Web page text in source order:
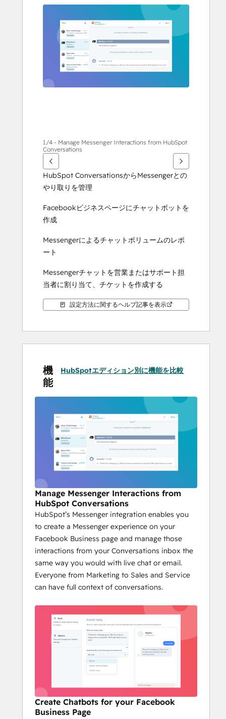
を
は
を
使
用
し
ま
す
1/4 - Manage Messenger Interactions from HubSpot
Conversations
HubSpot ConversationsからMessengerとの
やり取りを管理
Facebookビジネスページにチャットボットを
作成
Messengerによるチャットボリュームのレポ
ート
Messengerチャットを営業またはサポート担
当者に割り当て、チケットを作成する
設定方法に関するヘルプ記事を表示
機
能
HubSpotエディション別に機能を比較
Manage Messenger Interactions from
HubSpot Conversations
HubSpot’s Messenger integration enables you
to create a Messenger experience on your
Facebook Business page and manage those
interactions from your Conversations inbox the
same way you would with live chat or email.
Everyone from Marketing to Sales and Service
can have full context of conversations.
Create Chatbots for your Facebook
Business Page